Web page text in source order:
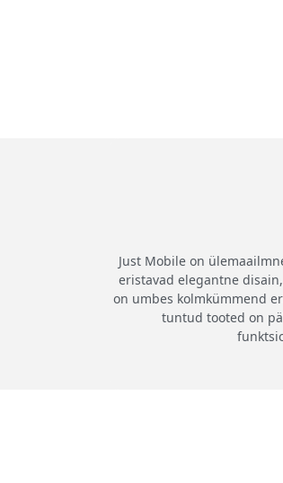
Just Mobile on
eristavad elegantne
on umbes kolmkümmend
tuntud tooted on